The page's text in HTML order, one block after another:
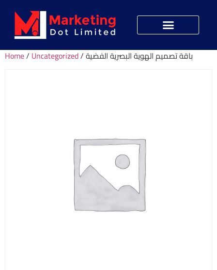
Home/ Uncategorized / باقة تصميم الهوية البصرية الفضية